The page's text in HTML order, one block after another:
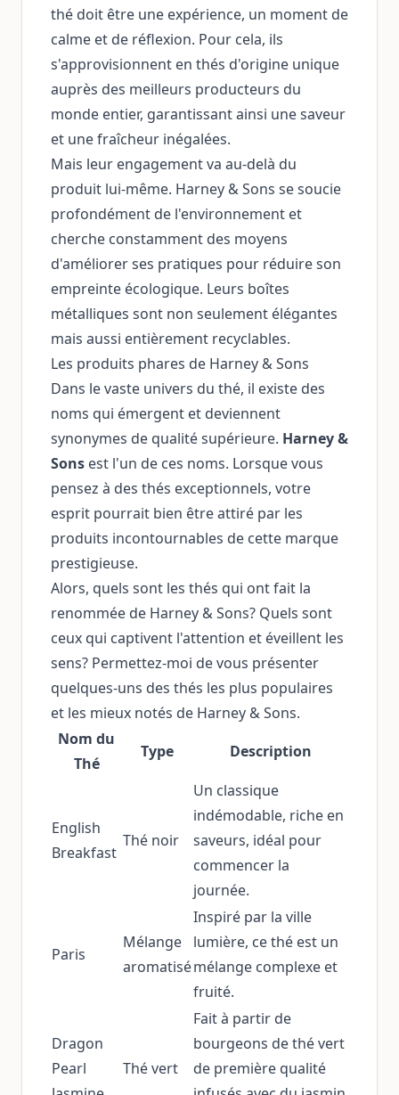
thé doit être une expérience, un moment de
calme et de réflexion. Pour cela, ils
s'approvisionnent en thés d'origine unique
auprès des meilleurs producteurs du
monde entier, garantissant ainsi une saveur
et une fraîcheur inégalées.
Mais leur engagement va au-delà du
produit lui-même. Harney & Sons se soucie
profondément de l'environnement et
cherche constamment des moyens
d'améliorer ses pratiques pour réduire son
empreinte écologique. Leurs boîtes
métalliques sont non seulement élégantes
mais aussi entièrement recyclables.
Les produits phares de Harney & Sons
Dans le vaste univers du thé, il existe des
noms qui émergent et deviennent
synonymes de qualité supérieure. Harney &
Sons est l'un de ces noms. Lorsque vous
pensez à des thés exceptionnels, votre
esprit pourrait bien être attiré par les
produits incontournables de cette marque
prestigieuse.
Alors, quels sont les thés qui ont fait la
renommée de Harney & Sons? Quels sont
ceux qui captivent l'attention et éveillent les
sens? Permettez-moi de vous présenter
quelques-uns des thés les plus populaires
et les mieux notés de Harney & Sons.
Nom du
Thé
Type Description
English
Breakfast
Thé noir
Un classique
indémodable, riche en
saveurs, idéal pour
commencer la
journée.
Paris
Mélange
aromatisé
Inspiré par la ville
lumière, ce thé est un
mélange complexe et
fruité.
Dragon
Pearl
Thé vert
Fait à partir de
bourgeons de thé vert
de première qualité